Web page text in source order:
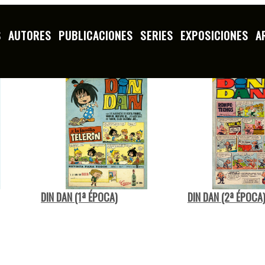
AUTORES PUBLICACIONES SERIES EXPOSICIONES
L M N O P R S T V
DIN DAN (1ª ÉPOCA) DIN DAN (2ª ÉPOCA)